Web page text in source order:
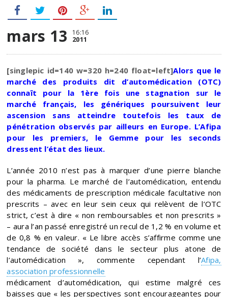
mars 13 16:16
2011
[singlepic id=140 w=320 h=240 float=left]Alors que le
marché des produits dit d’automédication (OTC)
connaît pour la 1ère fois une stagnation sur le
marché français, les génériques poursuivent leur
ascension sans atteindre toutefois les taux de
pénétration observés par ailleurs en Europe. L’Afipa
pour les premiers, le Gemme pour les seconds
dressent l’état des lieux.
L’année 2010 n’est pas à marquer d’une pierre blanche
pour la pharma. Le marché de l’automédication, entendu
des médicaments de prescription médicale facultative non
prescrits – avec en leur sein ceux qui relèvent de l’OTC
strict, c’est à dire « non remboursables et non prescrits »
– aura l’an passé enregistré un recul de 1,2 % en volume et
de 0,8 % en valeur. « Le libre accès s’affirme comme une
tendance de société dans le secteur plus atone de
l’automédication », commente cependant l’Afipa,
association professionnelle
médicament d’automédication, qui estime malgré ces
baisses que « les perspectives sont encourageantes pour